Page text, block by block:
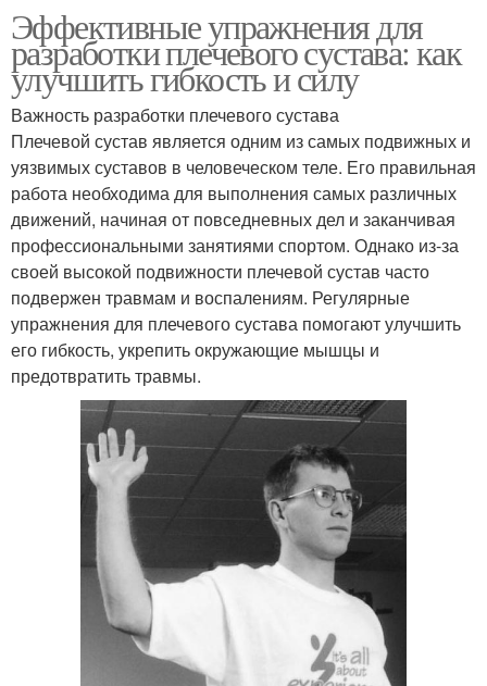
Эффективные упражнения для
разработки плечевого сустава: как
улучшить гибкость и силу
Важность разработки плечевого сустава
Плечевой сустав является одним из самых подвижных и
уязвимых суставов в человеческом теле. Его правильная
работа необходима для выполнения самых различных
движений, начиная от повседневных дел и заканчивая
профессиональными занятиями спортом. Однако из-за
своей высокой подвижности плечевой сустав часто
подвержен травмам и воспалениям. Регулярные
упражнения для плечевого сустава помогают улучшить
его гибкость, укрепить окружающие мышцы и
предотвратить травмы.